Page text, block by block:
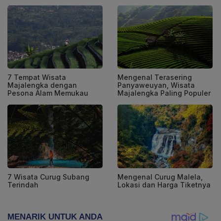
7 Tempat Wisata
Majalengka dengan
Pesona Alam Memukau
Mengenal Terasering
Panyaweuyan, Wisata
Majalengka Paling Populer
7 Wisata Curug Subang
Terindah
Mengenal Curug Malela,
Lokasi dan Harga Tiketnya